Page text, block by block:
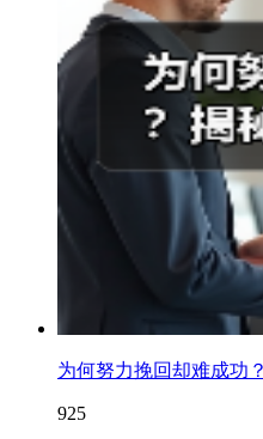
为何努力挽回却难成功
925